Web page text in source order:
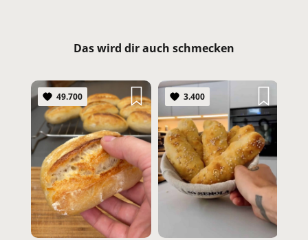
Das wird dir auch schmecken
49.700 3.400